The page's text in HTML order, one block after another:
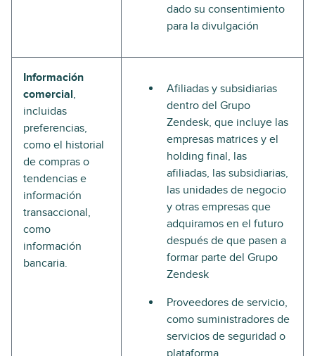
dado su consentimiento
para la divulgación
Información
comercial,
incluidas
preferencias,
como el historial
de compras o
tendencias e
información
transaccional,
como
información
bancaria.
Afiliadas y subsidiarias
dentro del Grupo
Zendesk, que incluye las
empresas matrices y el
holding final, las
afiliadas, las subsidiarias,
las unidades de negocio
y otras empresas que
adquiramos en el futuro
después de que pasen a
formar parte del Grupo
Zendesk
Proveedores de servicio,
como suministradores de
servicios de seguridad o
plataforma